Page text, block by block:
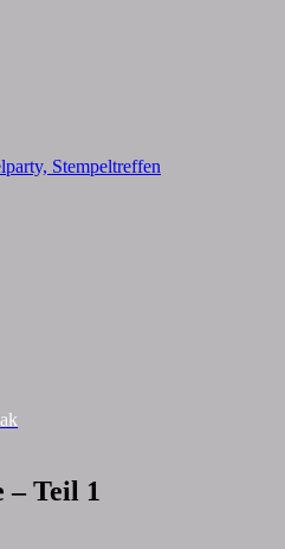
Stempeltreffen
– Teil 1